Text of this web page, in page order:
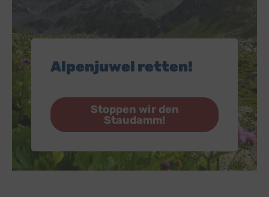
Alpenjuwel retten!
Stoppen wir den
Staudamm!